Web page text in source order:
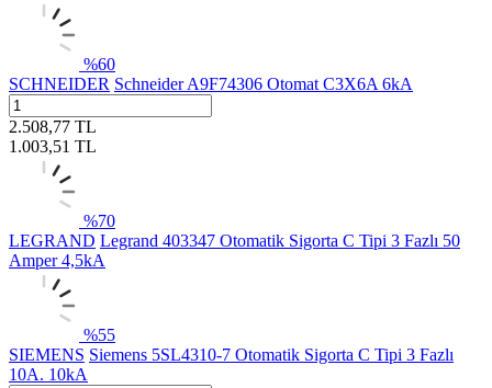
%60
SCHNEIDER Schneider A9F74306 Otomat C3X6A 6kA
2.508,77 TL
1.003,51 TL
%70
LEGRAND Legrand 403347 Otomatik Sigorta C Tipi 3 Fazlı 50
Amper 4,5kA
%55
SIEMENS Siemens 5SL4310-7 Otomatik Sigorta C Tipi 3 Fazlı
10A. 10kA